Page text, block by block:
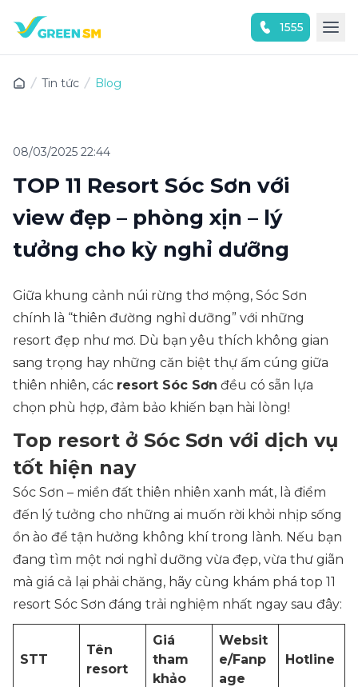
1555
Tin tức Blog
08/03/2025 22:44
TOP 11 Resort Sóc Sơn với
view đẹp – phòng xịn – lý
tưởng cho kỳ nghỉ dưỡng
Giữa khung cảnh núi rừng thơ mộng, Sóc Sơn
chính là “thiên đường nghỉ dưỡng” với những
resort đẹp như mơ. Dù bạn yêu thích không gian
sang trọng hay những căn biệt thự ấm cúng giữa
thiên nhiên, các resort Sóc Sơn đều có sẵn lựa
chọn phù hợp, đảm bảo khiến bạn hài lòng!
Top resort ở Sóc Sơn với dịch vụ
tốt hiện nay
Sóc Sơn – miền đất thiên nhiên xanh mát, là điểm
đến lý tưởng cho những ai muốn rời khỏi nhịp sống
ồn ào để tận hưởng không khí trong lành. Nếu bạn
đang tìm một nơi nghỉ dưỡng vừa đẹp, vừa thư giãn
mà giá cả lại phải chăng, hãy cùng khám phá top 11
resort Sóc Sơn đáng trải nghiệm nhất ngay sau đây:
STT
Tên
resort
Giá
tham
khảo
Websit
e/Fanp
age
Hotline